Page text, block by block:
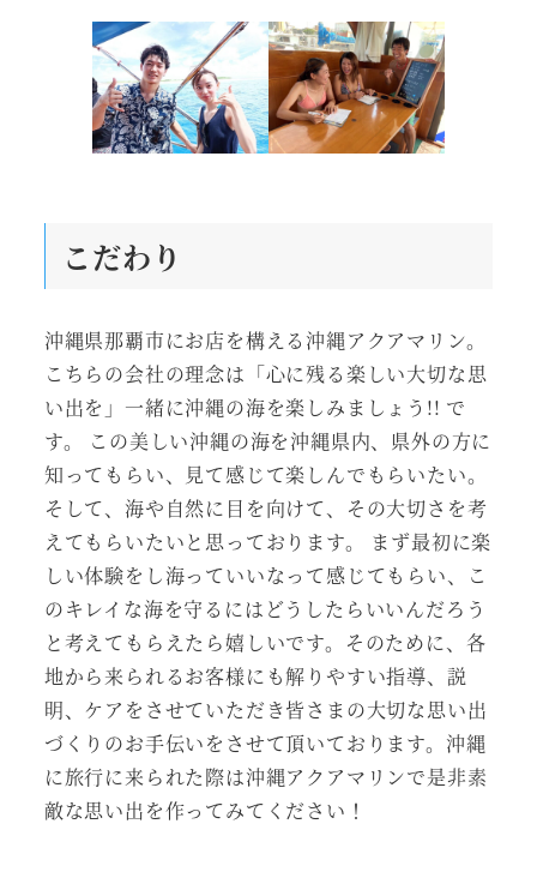
こだわり
沖縄県那覇市にお店を構える沖縄アクアマリン。
こちらの会社の理念は「心に残る楽しい大切な思
い出を」一緒に沖縄の海を楽しみましょう!! で
す。 この美しい沖縄の海を沖縄県内、県外の方に
知ってもらい、見て感じて楽しんでもらいたい。
そして、海や自然に目を向けて、その大切さを考
えてもらいたいと思っております。 まず最初に楽
しい体験をし海っていいなって感じてもらい、こ
のキレイな海を守るにはどうしたらいいんだろう
と考えてもらえたら嬉しいです。そのために、各
地から来られるお客様にも解りやすい指導、説
明、ケアをさせていただき皆さまの大切な思い出
づくりのお手伝いをさせて頂いております。沖縄
に旅行に来られた際は沖縄アクアマリンで是非素
敵な思い出を作ってみてください！